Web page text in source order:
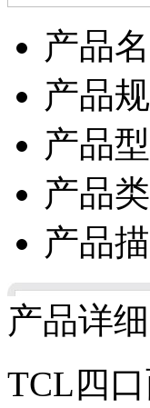
产品
产品
产品
产品
产品
产品详细
TCL四